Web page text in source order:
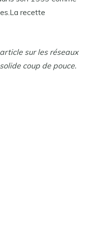
recette
sur les réseaux
coup de pouce.